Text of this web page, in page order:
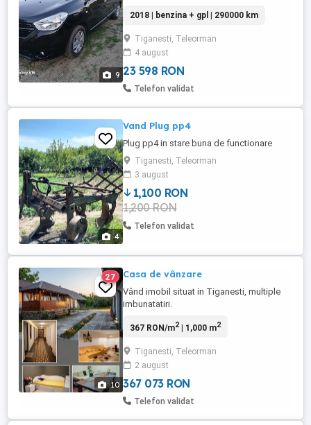
9
2018 | benzina + gpl | 290000 km
Tiganesti, Teleorman
4 august
23 598 RON
Telefon validat
4
Vand Plug pp4
Plug pp4 in stare buna de functionare
Tiganesti, Teleorman
3 august
1,100 RON
1,200 RON
Telefon validat
10
27 Casa de vânzare
Vând imobil situat in Tiganesti, multiple
imbunatatiri.
367 RON/m2| 1,000 m2
Tiganesti, Teleorman
2 august
367 073 RON
Telefon validat